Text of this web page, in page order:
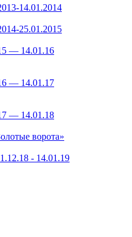
14.01.2014
25.01.2015
— 14.01.16
— 14.01.17
— 14.01.18
ворота»
- 14.01.19